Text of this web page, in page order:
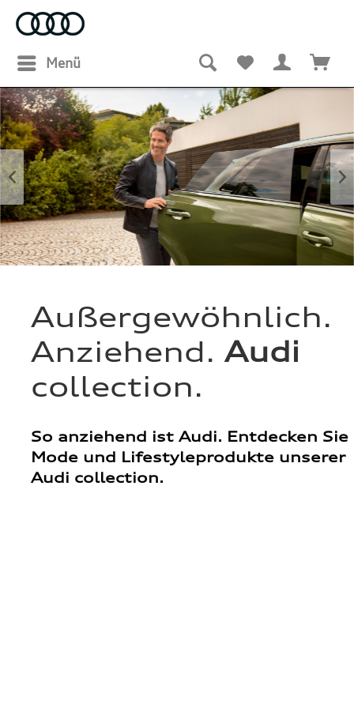
Menü
Außergewöhnlich.
Anziehend. Audi
collection.
So anziehend ist Audi. Entdecken Sie
Mode und Lifestyleprodukte unserer
Audi collection.